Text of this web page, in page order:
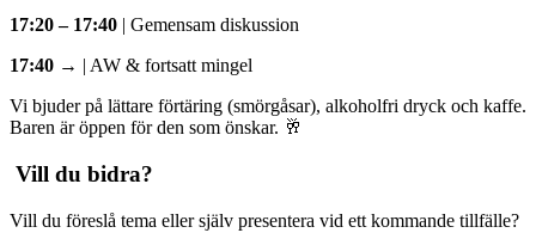
17:20 – 17:40 | Gemensam diskussion
17:40 → | AW & fortsatt mingel
Vi bjuder på lättare förtäring (smörgåsar), alkoholfri dryck och kaffe.
Baren är öppen för den som önskar. 🥂
Vill du bidra?
Vill du föreslå tema eller själv presentera vid ett kommande tillfälle?